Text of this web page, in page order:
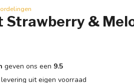
Strawberry &
geven ons een 9.5
levering uit eigen voorraad